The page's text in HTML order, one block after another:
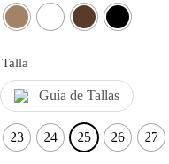
Talla
Guía de Tallas
23 24 25 26 27